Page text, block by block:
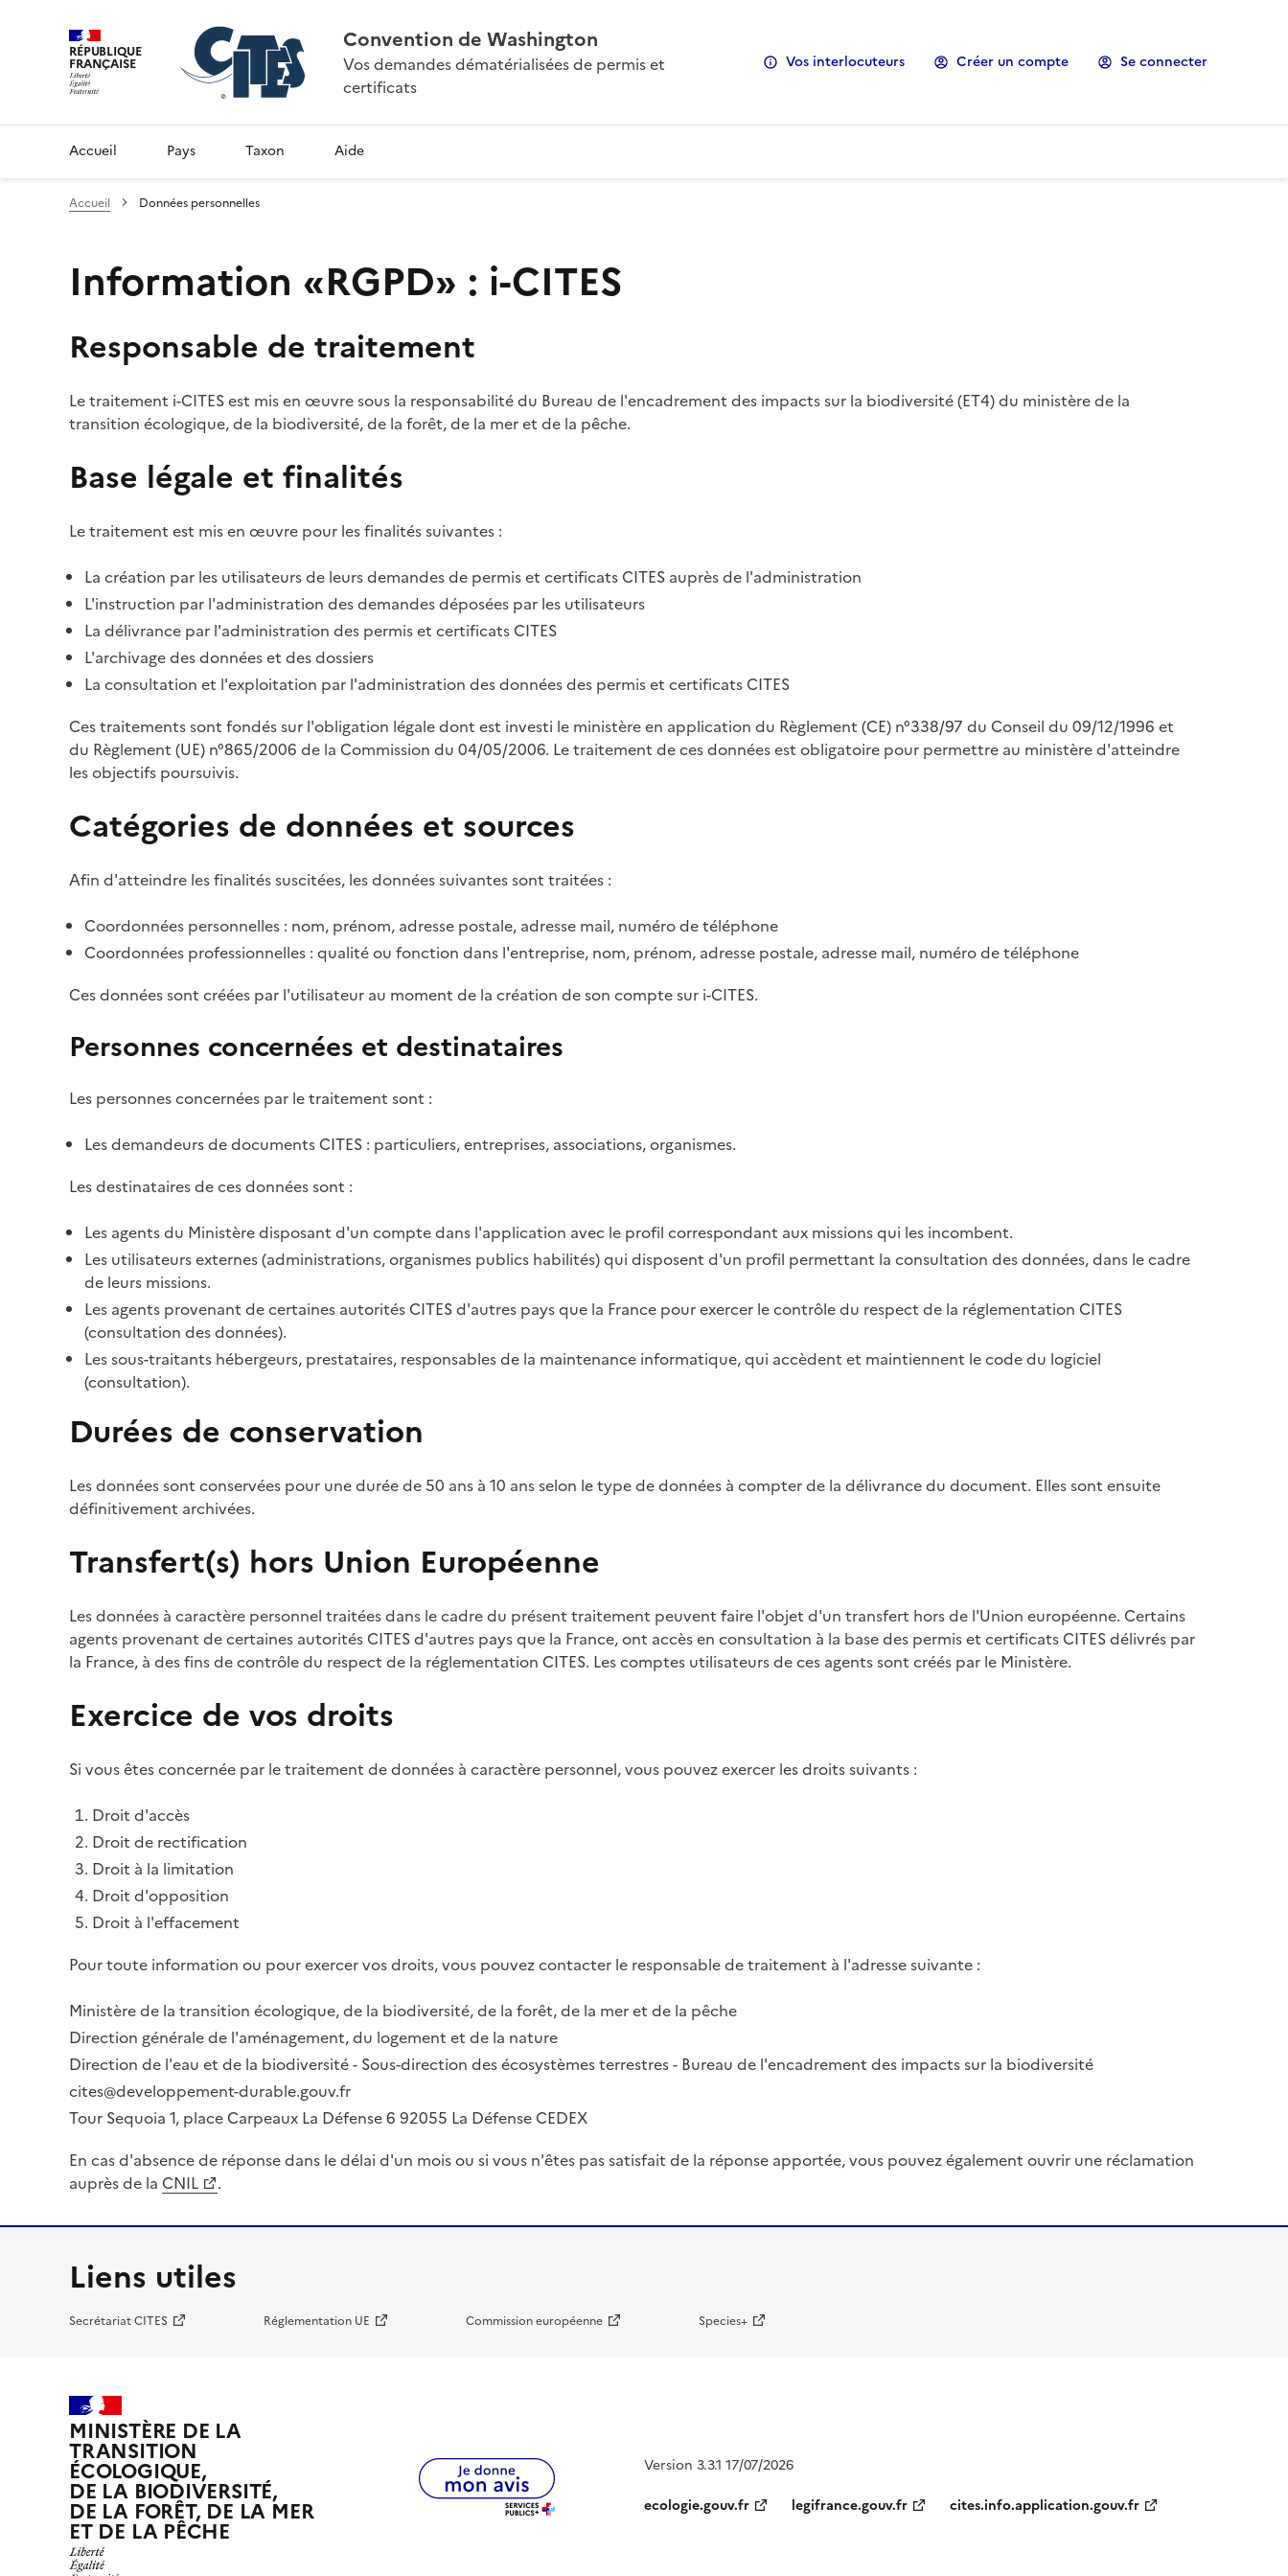
RÉPUBLIQUE
FRANÇAISE
Convention de Washington
Vos demandes dématérialisées de permis et
certificats
Vos interlocuteurs Créer un compte Se connecter
Accueil Pays Taxon Aide
Accueil Données personnelles
Information «RGPD» : i-CITES
Responsable de traitement
Le traitement i-CITES est mis en œuvre sous la responsabilité du Bureau de l'encadrement des impacts sur la biodiversité (ET4) du ministère de la
transition écologique, de la biodiversité, de la forêt, de la mer et de la pêche.
Base légale et finalités
Le traitement est mis en œuvre pour les finalités suivantes :
La création par les utilisateurs de leurs demandes de permis et certificats CITES auprès de l'administration
L'instruction par l'administration des demandes déposées par les utilisateurs
La délivrance par l'administration des permis et certificats CITES
L'archivage des données et des dossiers
La consultation et l'exploitation par l'administration des données des permis et certificats CITES
Ces traitements sont fondés sur l'obligation légale dont est investi le ministère en application du Règlement (CE) n°338/97 du Conseil du 09/12/1996 et
du Règlement (UE) n°865/2006 de la Commission du 04/05/2006. Le traitement de ces données est obligatoire pour permettre au ministère d'atteindre
les objectifs poursuivis.
Catégories de données et sources
Afin d'atteindre les finalités suscitées, les données suivantes sont traitées :
Coordonnées personnelles : nom, prénom, adresse postale, adresse mail, numéro de téléphone
Coordonnées professionnelles : qualité ou fonction dans l'entreprise, nom, prénom, adresse postale, adresse mail, numéro de téléphone
Ces données sont créées par l'utilisateur au moment de la création de son compte sur i-CITES.
Personnes concernées et destinataires
Les personnes concernées par le traitement sont :
Les demandeurs de documents CITES : particuliers, entreprises, associations, organismes.
Les destinataires de ces données sont :
Les agents du Ministère disposant d'un compte dans l'application avec le profil correspondant aux missions qui les incombent.
Les utilisateurs externes (administrations, organismes publics habilités) qui disposent d'un profil permettant la consultation des données, dans le cadre
de leurs missions.
Les agents provenant de certaines autorités CITES d'autres pays que la France pour exercer le contrôle du respect de la réglementation CITES
(consultation des données).
Les sous-traitants hébergeurs, prestataires, responsables de la maintenance informatique, qui accèdent et maintiennent le code du logiciel
(consultation).
Durées de conservation
Les données sont conservées pour une durée de 50 ans à 10 ans selon le type de données à compter de la délivrance du document. Elles sont ensuite
définitivement archivées.
Transfert(s) hors Union Européenne
Les données à caractère personnel traitées dans le cadre du présent traitement peuvent faire l'objet d'un transfert hors de l'Union européenne. Certains
agents provenant de certaines autorités CITES d'autres pays que la France, ont accès en consultation à la base des permis et certificats CITES délivrés par
la France, à des fins de contrôle du respect de la réglementation CITES. Les comptes utilisateurs de ces agents sont créés par le Ministère.
Exercice de vos droits
Si vous êtes concernée par le traitement de données à caractère personnel, vous pouvez exercer les droits suivants :
Droit d'accès
Droit de rectification
Droit à la limitation
Droit d'opposition
Droit à l'effacement
Pour toute information ou pour exercer vos droits, vous pouvez contacter le responsable de traitement à l'adresse suivante :
Ministère de la transition écologique, de la biodiversité, de la forêt, de la mer et de la pêche
Direction générale de l'aménagement, du logement et de la nature
Direction de l'eau et de la biodiversité - Sous-direction des écosystèmes terrestres - Bureau de l'encadrement des impacts sur la biodiversité
cites@developpement-durable.gouv.fr
Tour Sequoia 1, place Carpeaux La Défense 6 92055 La Défense CEDEX
En cas d'absence de réponse dans le délai d'un mois ou si vous n'êtes pas satisfait de la réponse apportée, vous pouvez également ouvrir une réclamation
auprès de la CNIL .
Liens utiles
Secrétariat CITES Réglementation UE Commission européenne Species+
MINISTÈRE DE LA
TRANSITION
ÉCOLOGIQUE,
DE LA BIODIVERSITÉ,
DE LA FORÊT, DE LA MER
ET DE LA PÊCHE
Version 3.3.1 17/07/2026
ecologie.gouv.fr
legifrance.gouv.fr cites.info.application.gouv.fr